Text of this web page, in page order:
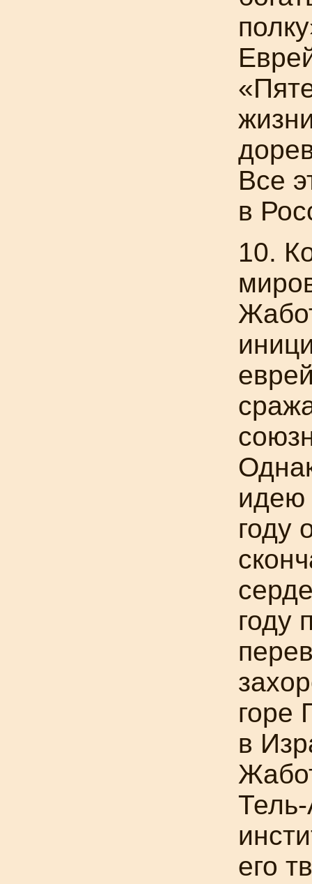
Все
в
10.
идею
году
году
горе
в
его